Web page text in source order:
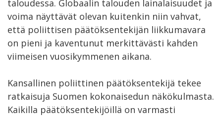
taloudessa. Globaalin talouden lainalaisuudet ja
voima näyttävät olevan kuitenkin niin vahvat,
että poliittisen päätöksentekijän liikkumavara
on pieni ja kaventunut merkittävästi kahden
viimeisen vuosikymmenen aikana.
Kansallinen poliittinen päätöksentekijä tekee
ratkaisuja Suomen kokonaisedun näkökulmasta.
Kaikilla päätöksentekijöillä on varmasti